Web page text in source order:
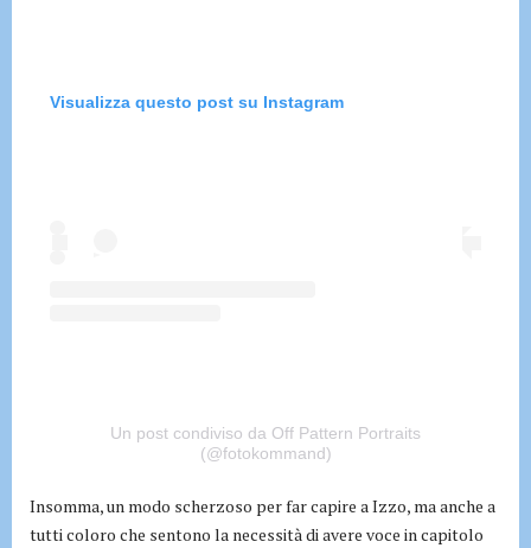
Visualizza questo post su Instagram
Un post condiviso da Off Pattern Portraits
(@fotokommand)
Insomma, un modo scherzoso per far capire a Izzo, ma anche a
tutti coloro che sentono la necessità di avere voce in capitolo